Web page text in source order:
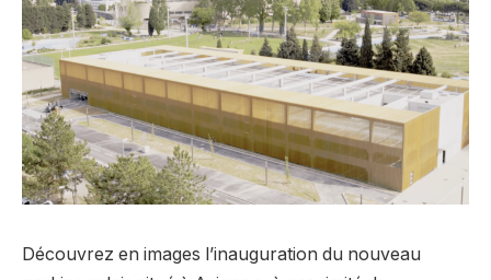
Découvrez en images l’inauguration du nouveau